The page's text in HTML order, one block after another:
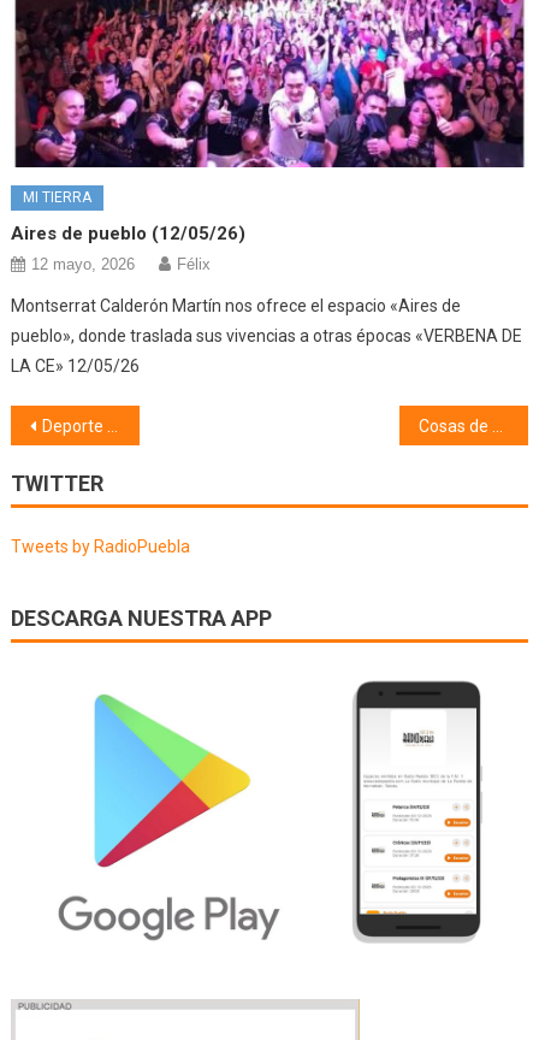
MI TIERRA
Aires de pueblo (12/05/26)
12 mayo, 2026 Félix
Montserrat Calderón Martín nos ofrece el espacio «Aires de
pueblo», donde traslada sus vivencias a otras épocas «VERBENA DE
LA CE» 12/05/26
Navegación
de
entradas
Deporte (12/01/26)
TWITTER
Tweets by RadioPuebla
DESCARGA NUESTRA APP